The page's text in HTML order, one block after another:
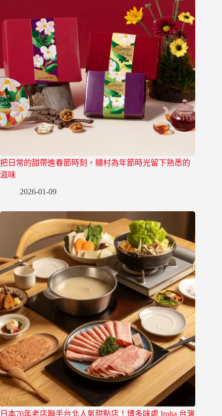
把日常的甜帶進春節時刻，糖村為年節時光留下熟悉的
滋味
2026-01-09
日本70年老店聯手台北人氣甜點店！博多味處 Iroha 台灣